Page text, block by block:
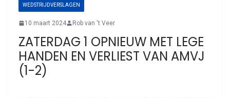
WEDSTRIJDVERSLAGEN
10 maart 2024 Rob van 't Veer
ZATERDAG 1 OPNIEUW MET LEGE
HANDEN EN VERLIEST VAN AMVJ
(1-2)